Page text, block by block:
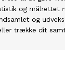
Garnet er
en meget
naturlige